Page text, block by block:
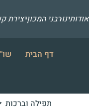
אודותינורבני המכוןיצירת
דף הבית
תפילה וברכות